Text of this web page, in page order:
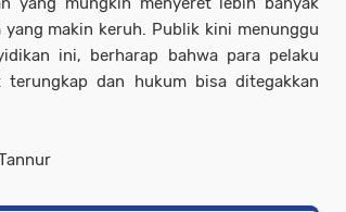
makin keruh. Publik kini menunggu
ini, berharap bahwa para pelaku
dan hukum bisa ditegakkan